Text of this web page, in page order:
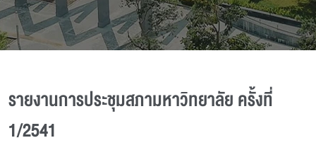
รายงานการประชุมสภามหาวิทยาลัย ครั้งที่
1/2541